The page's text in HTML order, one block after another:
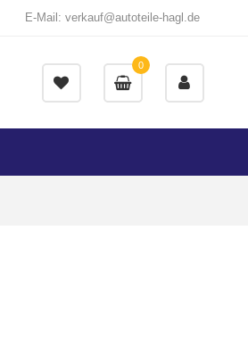
E-Mail: verkauf@autoteile-hagl.de
0